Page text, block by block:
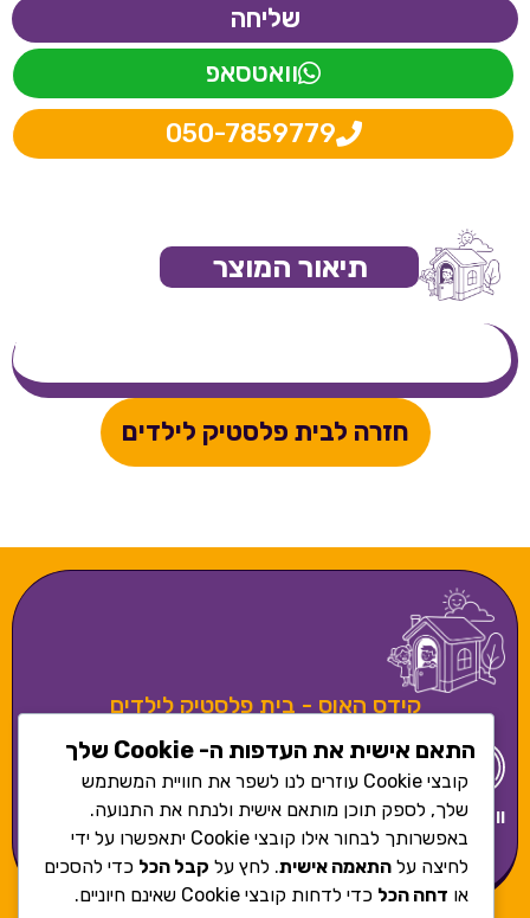
שליחה
וואטסאפ
050-7859779
תיאור המוצר
חזרה לבית פלסטיק לילדים
קידס האוס - בית פלסטיק לילדים
וואטסאפ050-
7859779
sales@kidshouse.co.il
משרדים
- כפר
סבא
תשלום
מאובטח
בקרו באינסטגרם
שלנו
התאם אישית את העדפות ה- Cookie שלך
קובצי Cookie עוזרים לנו לשפר את חוויית המשתמש
שלך, לספק תוכן מותאם אישית ולנתח את התנועה.
באפשרותך לבחור אילו קובצי Cookie יתאפשרו על ידי
לחיצה על התאמה אישית. לחץ על קבל הכל כדי להסכים
או דחה הכל כדי לדחות קובצי Cookie שאינם חיוניים.